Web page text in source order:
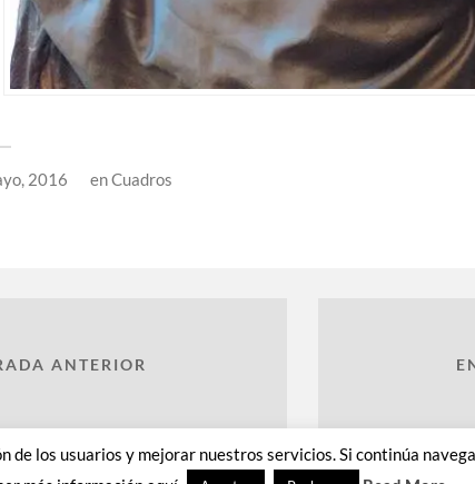
2016 enCuadros
ANTERIOR
los usuarios y mejorar nuestros servicios. Si continúa